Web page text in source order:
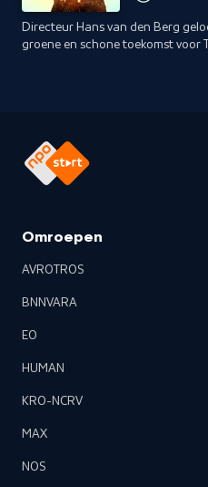
Directeur Hans van den Berg
groene en schone toekomst voor
Omroepen
AVROTROS
BNNVARA
EO
HUMAN
KRO-NCRV
MAX
NOS